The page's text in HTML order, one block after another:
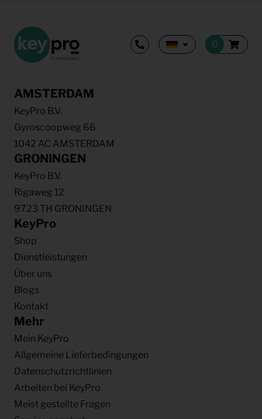
AMSTERDAM
KeyPro B.V.
Gyroscoopweg 66
1042 AC AMSTERDAM
GRONINGEN
KeyPro B.V.
Rigaweg 12
9723 TH GRONINGEN
KeyPro
Shop
Dienstleistungen
Über uns
Blogs
Kontakt
Mehr
Mein KeyPro
Allgemeine Lieferbedingungen
Datenschutzrichtlinien
Arbeiten bei KeyPro
Meist gestellte Fragen